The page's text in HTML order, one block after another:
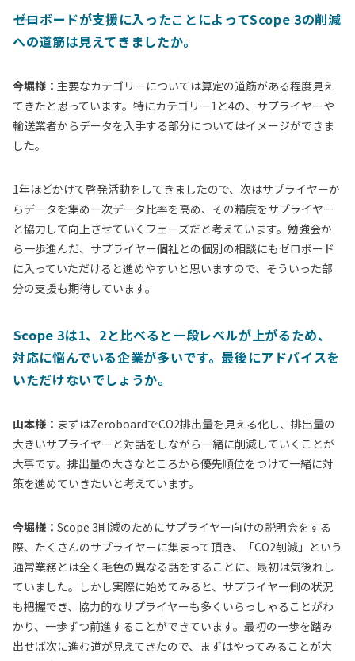
――ゼロボードが支援に入ったことによってScope 3の削減
への道筋は見えてきましたか。
今堀様： 主要なカテゴリーについては算定の道筋がある程度見え
てきたと思っています。特にカテゴリー1と4の、サプライヤーや
輸送業者からデータを入手する部分についてはイメージができま
した。
1年ほどかけて啓発活動をしてきましたので、次はサプライヤーか
らデータを集め一次データ比率を高め、その精度をサプライヤー
と協力して向上させていくフェーズだと考えています。勉強会か
ら一歩進んだ、サプライヤー個社との個別の相談にもゼロボード
に入っていただけると進めやすいと思いますので、そういった部
分の支援も期待しています。
――Scope 3は1、2と比べると一段レベルが上がるため、
対応に悩んでいる企業が多いです。最後にアドバイスを
いただけないでしょうか。
山本様： まずはZeroboardでCO2排出量を見える化し、排出量の
大きいサプライヤーと対話をしながら一緒に削減していくことが
大事です。排出量の大きなところから優先順位をつけて一緒に対
策を進めていきたいと考えています。
今堀様： Scope 3削減のためにサプライヤー向けの説明会をする
際、たくさんのサプライヤーに集まって頂き、「CO2削減」という
通常業務とは全く毛色の異なる話をすることに、最初は気後れし
ていました。しかし実際に始めてみると、サプライヤー側の状況
も把握でき、協力的なサプライヤーも多くいらっしゃることがわ
かり、一歩ずつ前進することができています。最初の一歩を踏み
出せば次に進む道が見えてきたので、まずはやってみることが大